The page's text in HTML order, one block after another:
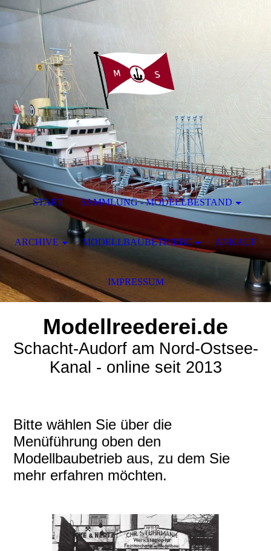
Modellreederei.de
Schacht-Audorf am Nord-Ostsee-
Kanal - online seit 2013
Bitte wählen Sie über die
Menüführung oben den
Modellbaubetrieb aus, zu dem Sie
mehr erfahren möchten.
START SAMMLUNG - MODELLBESTAND
ARCHIVE MODELLBAUBETRIEBE ANKAUF
IMPRESSUM